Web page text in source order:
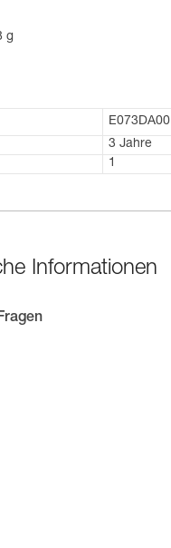
g
E073DA00
3 Jahre
1
Informationen